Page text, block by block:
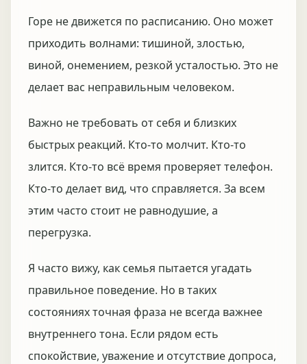
Горе не движется по расписанию. Оно может
приходить волнами: тишиной, злостью,
виной, онемением, резкой усталостью. Это не
делает вас неправильным человеком.
Важно не требовать от себя и близких
быстрых реакций. Кто-то молчит. Кто-то
злится. Кто-то всё время проверяет телефон.
Кто-то делает вид, что справляется. За всем
этим часто стоит не равнодушие, а
перегрузка.
Я часто вижу, как семья пытается угадать
правильное поведение. Но в таких
состояниях точная фраза не всегда важнее
внутреннего тона. Если рядом есть
спокойствие, уважение и отсутствие допроса,